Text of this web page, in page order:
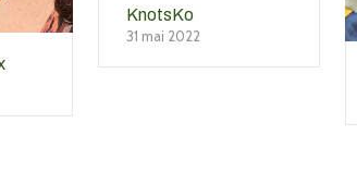
KnotsKo
31 mai 2022